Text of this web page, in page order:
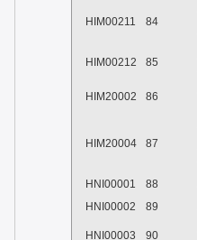
HIM00211 84
HIM00212 85
HIM20002 86
HIM20004 87
HNI00001
88
HNI00002
89
HNI00003 90